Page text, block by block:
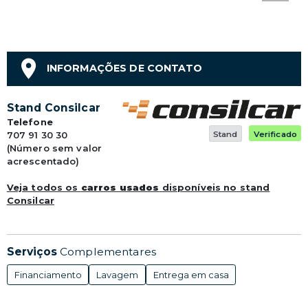
INFORMAÇÕES DE CONTATO
Stand Consilcar
Telefone
707 91 30 30
(Número sem valor
acrescentado)
Stand Verificado
Veja todos os carros usados disponíveis no stand
Consilcar
ServiçosComplementares
Financiamento Lavagem Entrega em casa